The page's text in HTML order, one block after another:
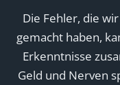
Die Fehler, die
gemacht haben,
Erkenntnisse
Geld und Nerven